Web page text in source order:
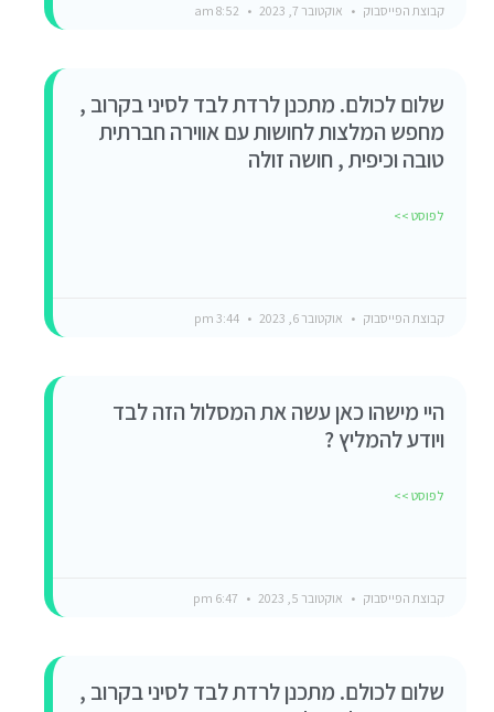
קבוצת הפייסבוק אוקטובר 7, 2023
שלום לכולם. מתכנן לרדת לבד לסיני בקרוב ,
מחפש המלצות לחושות עם אווירה חברתית
טובה וכיפית , חושה זולה
לפוסט >>
קבוצת הפייסבוק אוקטובר 6, 2023
היי מישהו כאן עשה את המסלול הזה לבד
ויודע להמליץ ?
לפוסט >>
קבוצת הפייסבוק אוקטובר 5, 2023
שלום לכולם. מתכנן לרדת לבד לסיני בקרוב ,